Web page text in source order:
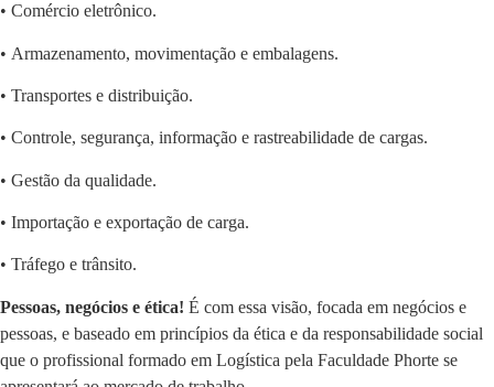
• Comércio eletrônico.
• Armazenamento, movimentação e embalagens.
• Transportes e distribuição.
• Controle, segurança, informação e rastreabilidade de cargas.
• Gestão da qualidade.
• Importação e exportação de carga.
• Tráfego e trânsito.
Pessoas, negócios e ética! É com essa visão, focada em negócios e
pessoas, e baseado em princípios da ética e da responsabilidade social
que o profissional formado em Logística pela Faculdade Phorte se